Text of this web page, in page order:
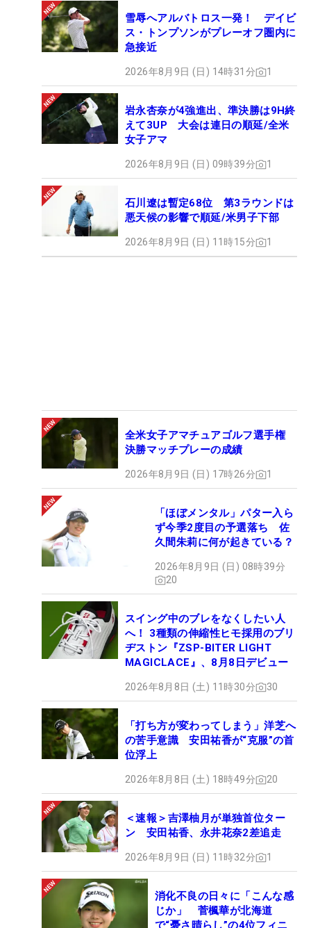
雪辱へアルバトロス一発！ デイビ
ス・トンプソンがプレーオフ圏内に
急接近
2026年8月9日 (日) 14時31分 1
岩永杏奈が4強進出、準決勝は9H終
えて3UP 大会は連日の順延/全米
女子アマ
2026年8月9日 (日) 09時39分 1
石川遼は暫定68位 第3ラウンドは
悪天候の影響で順延/米男子下部
2026年8月9日 (日) 11時15分 1
全米女子アマチュアゴルフ選手権
決勝マッチプレーの成績
2026年8月9日 (日) 17時26分 1
「ほぼメンタル」パター入ら
ず今季2度目の予選落ち 佐
久間朱莉に何が起きている？
2026年8月9日 (日) 08時39分
20
スイング中のブレをなくしたい人
へ！ 3種類の伸縮性ヒモ採用のブリ
ヂストン『ZSP-BITER LIGHT
MAGICLACE』、8月8日デビュー
2026年8月8日 (土) 11時30分 30
「打ち方が変わってしまう」洋芝へ
の苦手意識 安田祐香が“克服”の首
位浮上
2026年8月8日 (土) 18時49分 20
＜速報＞吉澤柚月が単独首位ター
ン 安田祐香、永井花奈2差追走
2026年8月9日 (日) 11時32分 1
消化不良の日々に「こんな感
じか」 菅楓華が北海道
で“憂さ晴らし”の4位フィニ